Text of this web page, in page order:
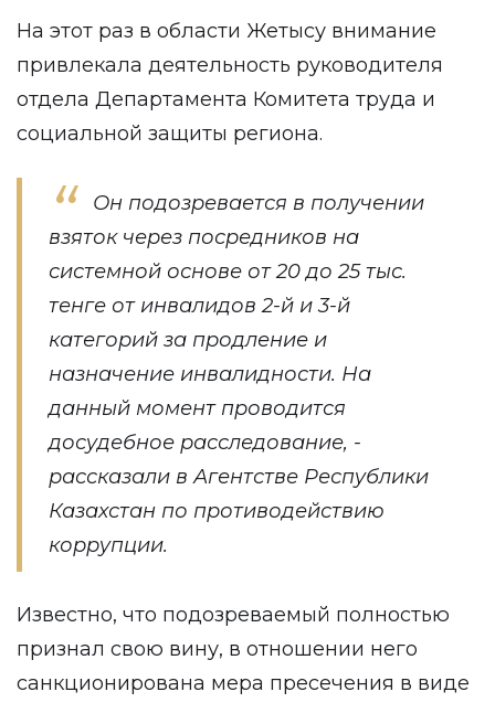
На этот раз в области Жетысу внимание
привлекала деятельность руководителя
отдела Департамента Комитета труда и
социальной защиты региона.
Он подозревается в получении
взяток через посредников на
системной основе от 20 до 25 тыс.
тенге от инвалидов 2-й и 3-й
категорий за продление и
назначение инвалидности. На
данный момент проводится
досудебное расследование, -
рассказали в Агентстве Республики
Казахстан по противодействию
коррупции.
Известно, что подозреваемый полностью
признал свою вину, в отношении него
санкционирована мера пресечения в виде